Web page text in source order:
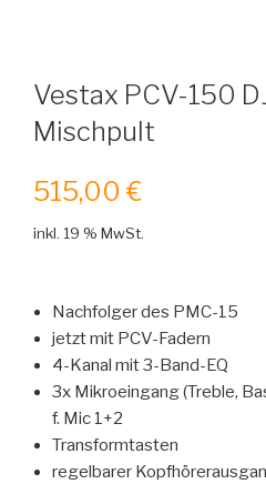
Vestax PCV-150
Mischpult
515,00 €
inkl. 19 % MwSt.
Nachfolger des PMC-15
jetzt mit PCV-Fadern
4-Kanal mit 3-Band-EQ
3x Mikroeingang (Treble,
f. Mic 1+2
Transformtasten
regelbarer